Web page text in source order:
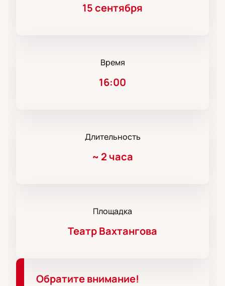
15 сентября
Время
16:00
Длительность
~ 2 часа
Площадка
Театр Вахтангова
Обратите внимание!